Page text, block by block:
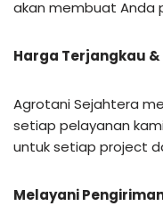
akan membuat Anda
Harga Terjangkau
Agrotani Sejahtera
setiap pelayanan
untuk setiap project
Melayani